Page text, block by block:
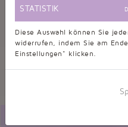
Informationen zur
STATISTIK
Diese Auswahl können Sie
widerrufen, indem Sie am
Einstellungen" klicken.